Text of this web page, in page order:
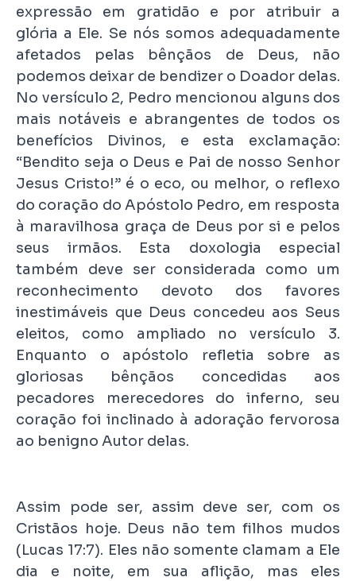
expressão em gratidão e por atribuir a
glória a Ele. Se nós somos adequadamente
afetados pelas bênçãos de Deus, não
podemos deixar de bendizer o Doador delas.
No versículo 2, Pedro mencionou alguns dos
mais notáveis e abrangentes de todos os
benefícios Divinos, e esta exclamação:
“Bendito seja o Deus e Pai de nosso Senhor
Jesus Cristo!” é o eco, ou melhor, o reflexo
do coração do Apóstolo Pedro, em resposta
à maravilhosa graça de Deus por si e pelos
seus irmãos. Esta doxologia especial
também deve ser considerada como um
reconhecimento devoto dos favores
inestimáveis que Deus concedeu aos Seus
eleitos, como ampliado no versículo 3.
Enquanto o apóstolo refletia sobre as
gloriosas bênçãos concedidas aos
pecadores merecedores do inferno, seu
coração foi inclinado à adoração fervorosa
ao benigno Autor delas.
Assim pode ser, assim deve ser, com os
Cristãos hoje. Deus não tem filhos mudos
(Lucas 17:7). Eles não somente clamam a Ele
dia e noite, em sua aflição, mas eles